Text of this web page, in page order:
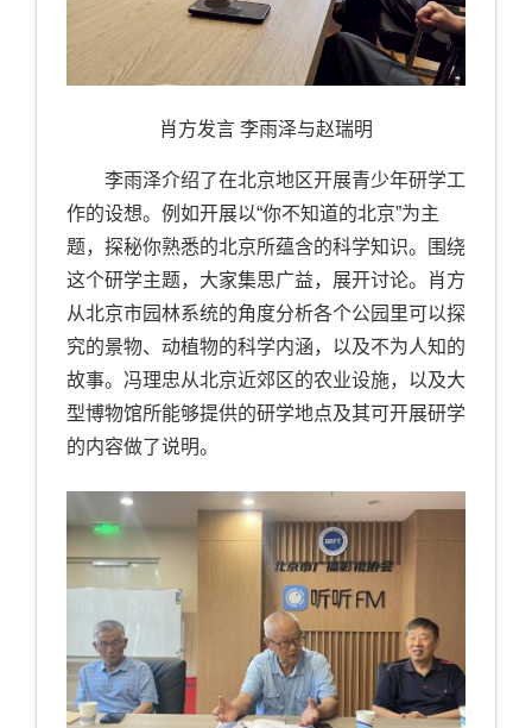
肖方发言 李雨泽与赵瑞明
李雨泽介绍了在北京地区开展青少年研学工
作的设想。例如开展以“你不知道的北京”为主
题，探秘你熟悉的北京所蕴含的科学知识。围绕
这个研学主题，大家集思广益，展开讨论。肖方
从北京市园林系统的角度分析各个公园里可以探
究的景物、动植物的科学内涵，以及不为人知的
故事。冯理忠从北京近郊区的农业设施，以及大
型博物馆所能够提供的研学地点及其可开展研学
的内容做了说明。